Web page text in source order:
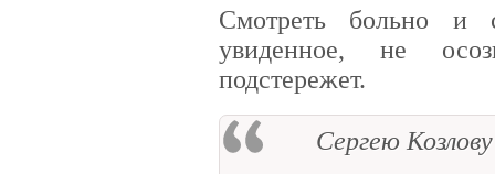
Смотреть больно и
увиденное, не
подстережет.
Сергею Козлову